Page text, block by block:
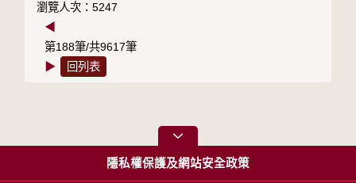
瀏覽人次：5247
◀
第188筆/共9617筆
▶
回列表
隱私權保護及網站安全政策